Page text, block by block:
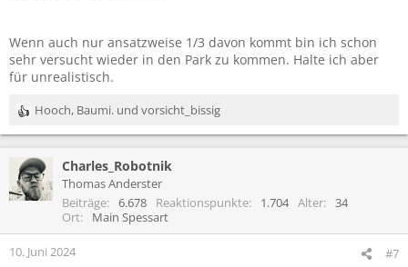
Wenn auch nur ansatzweise 1/3 davon kommt bin ich schon
sehr versucht wieder in den Park zu kommen. Halte ich aber
für unrealistisch.
R
e
k
t
i
n
e
Hooch, Baumi. und vorsicht_bissig
Charles_Robotnik
Thomas Anderster
Beiträge
6.678 Reaktionspunkte 1.704 Alter
34
Ort
Main Spessart
10. Juni 2024 #7